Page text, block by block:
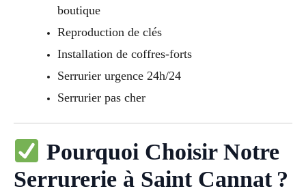
boutique
Reproduction de clés
Installation de coffres-forts
Serrurier urgence 24h/24
Serrurier pas cher
Pourquoi Choisir Notre
Serrurerie à Saint Cannat ?